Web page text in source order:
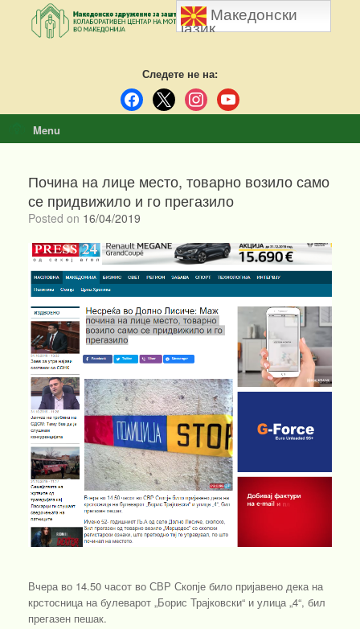
content
Следете не на:
facebook
x instagramyoutube
Menu
Почина на лице место, товарно возило само
се придвижило и го прегазило
Posted on 16/04/2019
Вчера во 14.50 часот во СВР Скопје било пријавено дека на
крстосница на булеварот „Борис Трајковски“ и улица „4“, бил
прегазен пешак.
Македонски
јазик